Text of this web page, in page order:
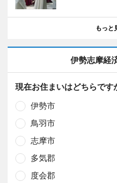
もっと
伊勢志摩経
現在お住まいはどちらです
伊勢市
鳥羽市
志摩市
多気郡
度会郡